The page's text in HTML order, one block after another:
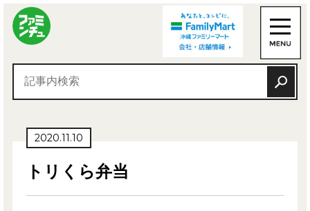
2020.11.10
トリくら弁当